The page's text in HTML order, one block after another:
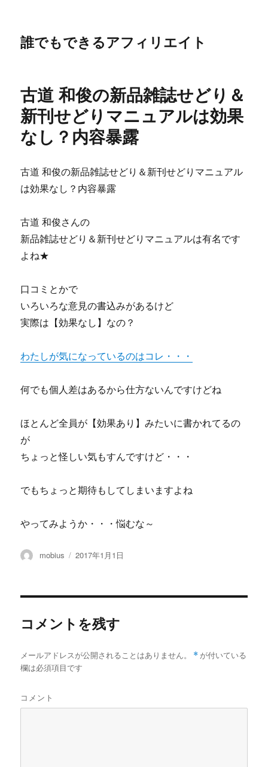
誰でもできるアフィリエイト
古道 和俊の新品雑誌せどり＆
新刊せどりマニュアルは効果
なし？内容暴露
古道 和俊の新品雑誌せどり＆新刊せどりマニュアル
は効果なし？内容暴露
古道 和俊さんの
新品雑誌せどり＆新刊せどりマニュアルは有名です
よね★
口コミとかで
いろいろな意見の書込みがあるけど
実際は【効果なし】なの？
わたしが気になっているのはコレ・・・
何でも個人差はあるから仕方ないんですけどね
ほとんど全員が【効果あり】みたいに書かれてるの
が
ちょっと怪しい気もすんですけど・・・
でもちょっと期待もしてしまいますよね
やってみようか・・・悩むな～
投
mobius
投
2017年1月1日
コメントを残す
メールアドレスが公開されることはありません。 * が付いている
欄は必須項目です
コメント